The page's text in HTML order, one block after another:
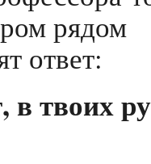
рядом
ответ:
в твоих